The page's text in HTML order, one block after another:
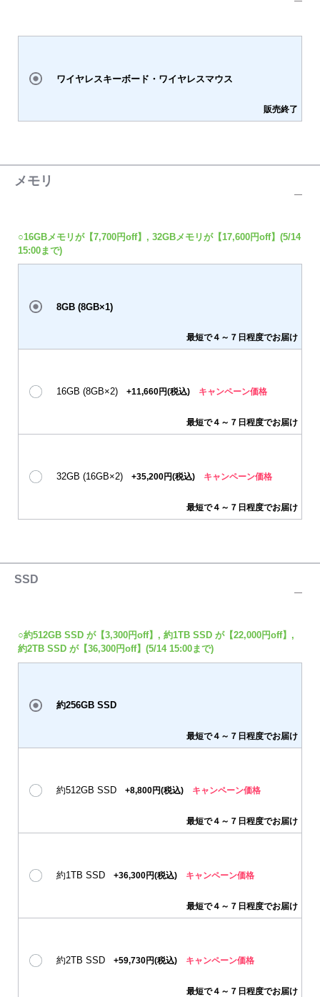
販売終了
ワイヤレスキーボード・ワイヤレスマウス
メモリ
○16GBメモリが【7,700円off】, 32GBメモリが【17,600円off】(5/14
15:00まで)
最短で４～７日程度でお届け
8GB (8GB×1)
最短で４～７日程度でお届け
16GB (8GB×2) +11,660円(税込) キャンペーン価格
最短で４～７日程度でお届け
32GB (16GB×2) +35,200円(税込) キャンペーン価格
SSD
○約512GB SSD が【3,300円off】, 約1TB SSD が【22,000円off】,
約2TB SSD が【36,300円off】(5/14 15:00まで)
最短で４～７日程度でお届け
約256GB SSD
最短で４～７日程度でお届け
約512GB SSD +8,800円(税込) キャンペーン価格
最短で４～７日程度でお届け
約1TB SSD +36,300円(税込) キャンペーン価格
最短で４～７日程度でお届け
約2TB SSD +59,730円(税込) キャンペーン価格